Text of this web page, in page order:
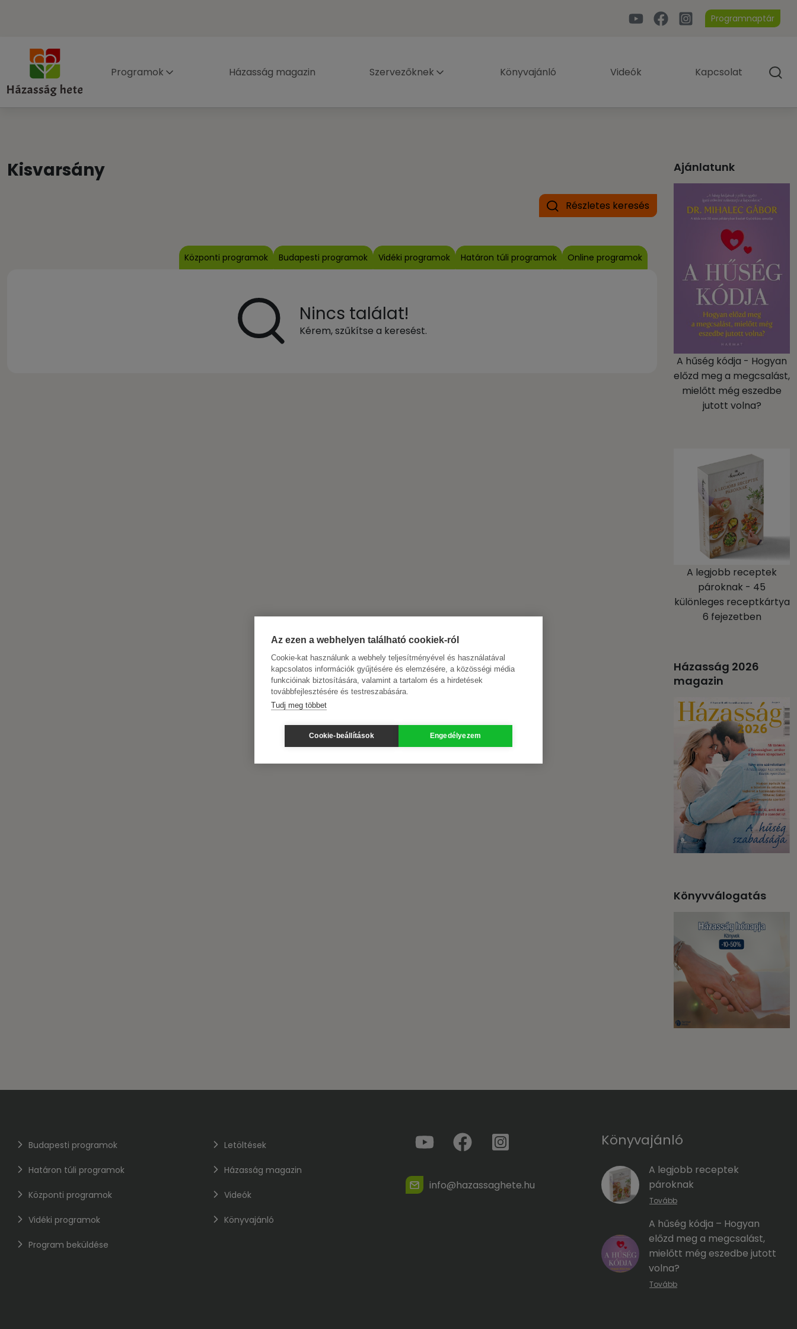
Programnaptár
Programok Házasság magazin Szervezőknek Könyvajánló Videók Kapcsolat
Kisvarsány
Részletes keresés
Központi programok Budapesti programok Vidéki programok Határon túli programok Online programok
Nincs találat!
Kérem, szűkítse a keresést.
Ajánlatunk
A hűség kódja - Hogyan
előzd meg a megcsalást,
mielőtt még eszedbe
jutott volna?
A legjobb receptek
pároknak - 45
különleges receptkártya
6 fejezetben
Házasság 2026
magazin
Könyvválogatás
Budapesti programok
Határon túli programok
Központi programok
Vidéki programok
Program beküldése
Letöltések
Házasság magazin
Videók
Könyvajánló
info@hazassaghete.hu
Könyvajánló
A legjobb receptek
pároknak
Tovább
A hűség kódja – Hogyan
előzd meg a megcsalást,
mielőtt még eszedbe jutott
volna?
Tovább
Az ezen a webhelyen található cookiek-ról
Cookie-kat használunk a webhely teljesítményével és használatával
kapcsolatos információk gyűjtésére és elemzésére, a közösségi média
funkcióinak biztosítására, valamint a tartalom és a hirdetések
továbbfejlesztésére és testreszabására.
Tudj meg többet
Cookie-beállítások Engedélyezem